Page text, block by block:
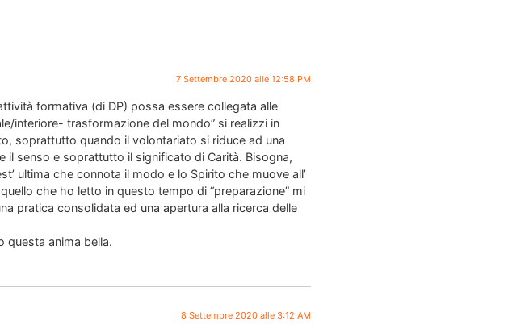
7 Settembre 2020 alle 12:58 PM
formativa (di DP) possa essere collegata alle
interiore- trasformazione del mondo” si realizzi in
soprattutto quando il volontariato si riduce ad una
senso e soprattutto il significato di Carità. Bisogna,
ultima che connota il modo e lo Spirito che muove all’
che ho letto in questo tempo di “preparazione” mi
pratica consolidata ed una apertura alla ricerca delle
questa anima bella.
8 Settembre 2020 alle 3:12 AM